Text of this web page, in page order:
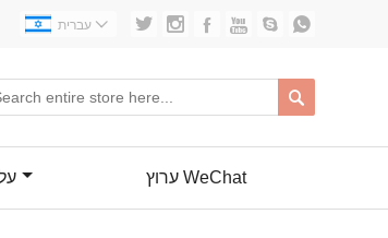
      עברית 

ערוץ WeChat